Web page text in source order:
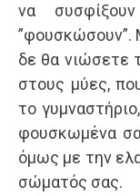
να
”φουσκώσουν”.
δε θα νιώσετε
στους μύες,
το
φουσκωμένα
όμως με την
σώματός σας.